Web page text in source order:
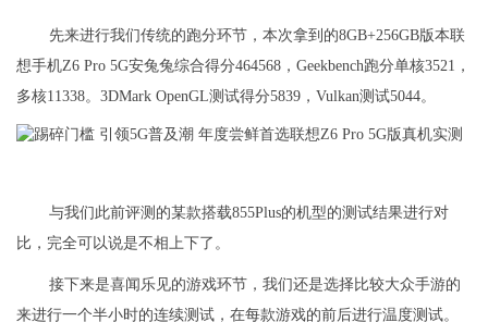
先来进行我们传统的跑分环节，本次拿到的8GB+256GB版本联
想手机Z6 Pro 5G安兔兔综合得分464568，Geekbench跑分单核3521，
多核11338。3DMark OpenGL测试得分5839，Vulkan测试5044。
与我们此前评测的某款搭载855Plus的机型的测试结果进行对
比，完全可以说是不相上下了。
接下来是喜闻乐见的游戏环节，我们还是选择比较大众手游的
来进行一个半小时的连续测试，在每款游戏的前后进行温度测试。